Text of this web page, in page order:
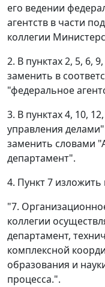
его ведении
агентств в части
коллегии
2. В пунктах 2, 5, 6,
заменить в
"федеральное
3. В пунктах 4, 10,
управления
заменить словами
департамент".
4. Пункт 7
"7.
коллегии
департамент,
комплексной
образования и
процесса.".